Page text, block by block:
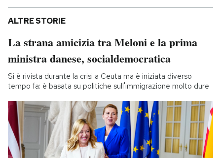
ALTRE STORIE
La strana amicizia tra Meloni e la prima
ministra danese, socialdemocratica
Si è rivista durante la crisi a Ceuta ma è iniziata diverso
tempo fa: è basata su politiche sull'immigrazione molto dure